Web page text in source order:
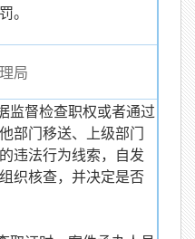
。
局
监督检查职权或者通过
部门移送、上级部门
违法行为线索，自发
织核查，并决定是否